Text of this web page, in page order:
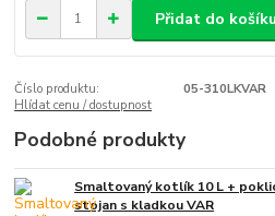
Přidat do košíku
Číslo produktu:
05-310LKVAR
Hlídat cenu / dostupnost
Podobné produkty
Smaltovaný kotlík 10 L +
stojan s kladkou VAR